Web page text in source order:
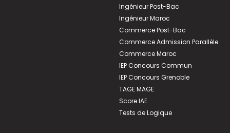
Ingénieur Post-Bac
Ingénieur Maroc
Commerce Post-Bac
Commerce Admission Parallèle
Commerce Maroc
IEP Concours Commun
IEP Concours Grenoble
TAGE MAGE
Score IAE
Tests de Logique